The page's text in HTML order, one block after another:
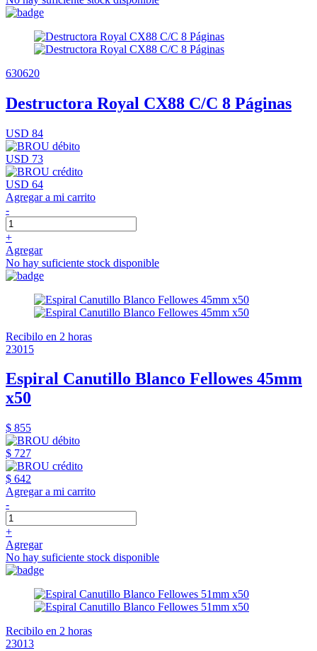
630620
Destructora Royal CX88 C/C 8 Páginas
USD 84
USD 73
USD 64
Agregar a mi carrito
-
+
Agregar
No hay suficiente stock disponible
Recibilo en 2 horas
23015
Espiral Canutillo Blanco Fellowes 45mm
x50
$ 855
$ 727
$ 642
Agregar a mi carrito
-
+
Agregar
No hay suficiente stock disponible
Recibilo en 2 horas
23013